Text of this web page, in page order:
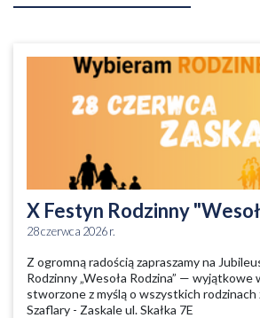
X Festyn Rodzinny
28 czerwca 2026 r.
Z ogromną radością zapraszamy na
Rodzinny „Wesoła Rodzina” — wyjątkowe
stworzone z myślą o wszystkich
Szaflary - Zaskale ul. Skałka 7E